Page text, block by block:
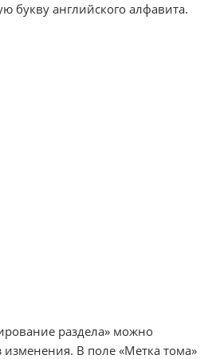
букву английского алфавита.
раздела» можно
изменения. В поле «Метка тома»